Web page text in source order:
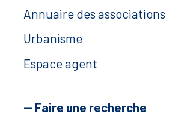
Annuaire des associations
Urbanisme
Espace agent
— Faire une recherche